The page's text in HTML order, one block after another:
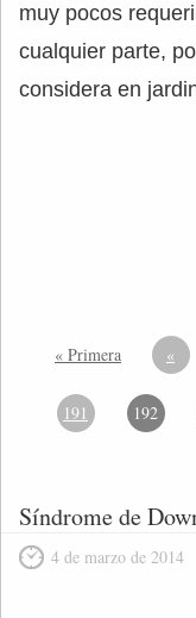
muy pocos
cualquier parte,
considera en
« Primera «
191 192
Síndrome de
4 de marzo de 2014